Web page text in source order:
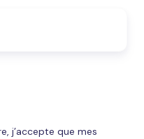
j’accepte que mes